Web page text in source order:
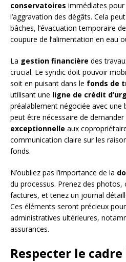
conservatoires immédiates
l’aggravation des dégâts. Cela
bâches, l’évacuation temporaire
coupure de l’alimentation en eau
La gestion financière des
crucial. Le syndic doit pouvoir
soit en puisant dans le fonds de
utilisant une ligne de crédit
préalablement négociée avec une
peut être nécessaire de demander
exceptionnelle aux
communication claire sur les
fonds.
N’oubliez pas l’importance de la
du processus. Prenez des photos,
factures, et tenez un journal
Ces éléments seront précieux
administratives ultérieures,
assurances.
Respecter le